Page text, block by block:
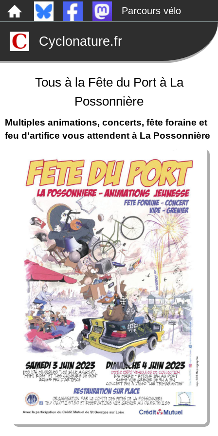
Parcours vélo
Dépôts sauvages
Le canal de Nantes à Brest à vélo
Rechercher
Cyclonature.fr
Tous à la Fête du Port à La
Possonnière
Multiples animations, concerts, fête foraine et
feu d'artifice vous attendent à La Possonnière